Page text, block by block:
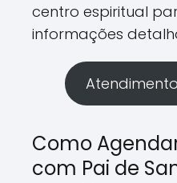
centro espiritual
informações
Como
com Pai de